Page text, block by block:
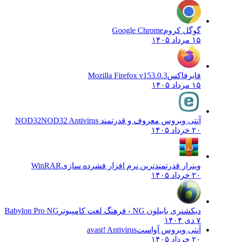
گوگل کرومGoogle Chrome
۱۵ مرداد ۱۴۰۵
فایرفاکسMozilla Firefox v153.0.3
۱۵ مرداد ۱۴۰۵
آنتی ویروس معروف و قدرتمند NOD32 NOD32 Antivirus
۲۰ خرداد ۱۴۰۵
وینرار قدرتمندترین نرم افزار فشرده سازیWinRAR
۲۰ خرداد ۱۴۰۵
دیکشنری بابیلون NG - فرهنگ لغت کامپیوتر
Babylon Pro NG
۷ دی ۱۴۰۴
آنتی ویروس آواستavast! Antivirus
۲۰ خرداد ۱۴۰۵